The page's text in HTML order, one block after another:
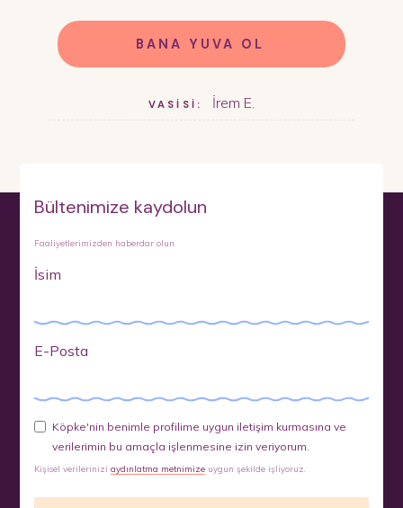
BANA YUVA OL
VASİSİ: İrem E.
Bültenimize kaydolun
Faaliyetlerimizden haberdar olun
İsim
E-Posta
Köpke'nin benimle profilime uygun iletişim kurmasına ve
verilerimin bu amaçla işlenmesine izin veriyorum.
Kişisel verileriniziaydınlatma metnimize uygun şekilde işliyoruz.